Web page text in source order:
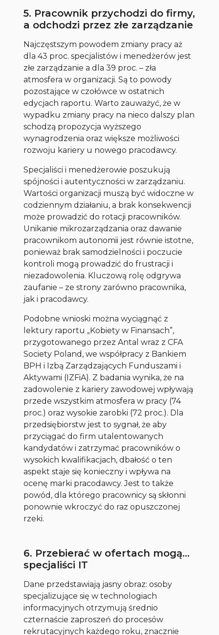
5. Pracownik przychodzi do firmy,
a odchodzi przez złe zarządzanie
Najczęstszym powodem zmiany pracy aż
dla 43 proc. specjalistów i menedżerów jest
złe zarządzanie a dla 39 proc. – zła
atmosfera w organizacji. Są to powody
pozostające w czołówce w ostatnich
edycjach raportu. Warto zauważyć, że w
wypadku zmiany pracy na nieco dalszy plan
schodzą propozycja wyższego
wynagrodzenia oraz większe możliwości
rozwoju kariery u nowego pracodawcy.
Specjaliści i menedżerowie poszukują
spójności i autentyczności w zarządzaniu.
Wartości organizacji muszą być widoczne w
codziennym działaniu, a brak konsekwencji
może prowadzić do rotacji pracowników.
Unikanie mikrozarządzania oraz dawanie
pracownikom autonomii jest równie istotne,
ponieważ brak samodzielności i poczucie
kontroli mogą prowadzić do frustracji i
niezadowolenia. Kluczową rolę odgrywa
zaufanie – ze strony zarówno pracownika,
jak i pracodawcy.
Podobne wnioski można wyciągnąć z
lektury raportu „Kobiety w Finansach”,
przygotowanego przez Antal wraz z CFA
Society Poland, we współpracy z Bankiem
BPH i Izbą Zarządzających Funduszami i
Aktywami (IZFiA). Z badania wynika, że na
zadowolenie z kariery zawodowej wpływają
przede wszystkim atmosfera w pracy (74
proc.) oraz wysokie zarobki (72 proc.). Dla
przedsiębiorstw jest to sygnał, że aby
przyciągać do firm utalentowanych
kandydatów i zatrzymać pracowników o
wysokich kwalifikacjach, dbałość o ten
aspekt staje się konieczny i wpływa na
ocenę marki pracodawcy. Jest to także
powód, dla którego pracownicy są skłonni
ponownie wkroczyć do raz opuszczonej
rzeki.
6. Przebierać w ofertach mogą…
specjaliści IT
Dane przedstawiają jasny obraz: osoby
specjalizujące się w technologiach
informacyjnych otrzymują średnio
czternaście zaproszeń do procesów
rekrutacyjnych każdego roku, znacznie